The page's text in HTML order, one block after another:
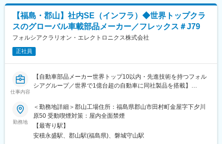
ころからスタートして頂きます。
■当ポジションの特徴：
・まずは課長職と同等のレベルに商材のことや製造工程のことを
理解いただけてから役職をお任せしていきます。
・将来的には生産部長として、製造部門の責任者のポジションを
お任せする予定です。
※ご経歴に応じ、入社時の職位が生産部長代理、工場長補佐等にな
る場合があります。
製造は60～70名（派遣も含め）、うち課長は2名で構成されてい
ます。
現在、工場長が生産部長も兼務しており業務範囲がとても幅広い
状況となっています。
【福島・郡山】社内SE（インフラ）◆世界トップクラ
スのグローバル車載部品メーカー／フレックス＃J79
フォルシアクラリオン・エレクトロニクス株式会社
正社員
仕事内容
【自動車部品メーカー世界トップ10以内・先進技術を持つフォル
シアグループ／世界で1億台超の自動車に同社製品を搭載】
■概要：
FCE日本事業部では、郡山工場のITインフラエンジニアを募集し
ています。
郡山工場のITインフラストラクチャエンジニアの役割は、割り当
てられたゾーン内の日本担当ITとサイト間の関係を管理し、ユー
勤務地
＜勤務地詳細＞郡山工場住所：福島県郡山市田村町金屋字下夕川
原50 受動喫煙対策：屋内全面禁煙
【最寄り駅】
安積永盛駅、郡山駅(福島県)、磐城守山駅